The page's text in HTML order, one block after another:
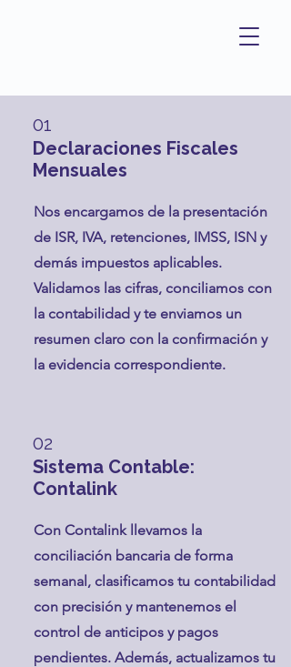
01
Declaraciones Fiscales
Mensuales
Nos encargamos de la presentación
de ISR, IVA, retenciones, IMSS, ISN y
demás impuestos aplicables.
Validamos las cifras, conciliamos con
la contabilidad y te enviamos un
resumen claro con la confirmación y
la evidencia correspondiente.
02
Sistema Contable:
Contalink
Con Contalink llevamos la
conciliación bancaria de forma
semanal, clasificamos tu contabilidad
con precisión y mantenemos el
control de anticipos y pagos
pendientes. Además, actualizamos tu